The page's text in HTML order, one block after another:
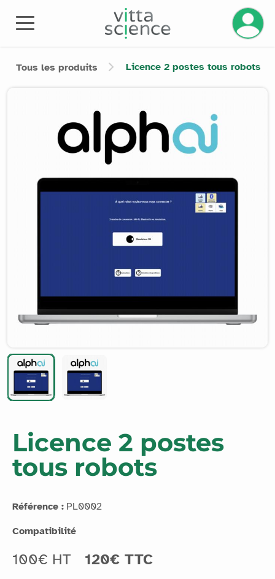
Gérez
Tous les produits Licence 2 postes tous robots
Licence 2 postes
tous robots
Référence : PL0002
Compatibilité
100€ HT 120€ TTC